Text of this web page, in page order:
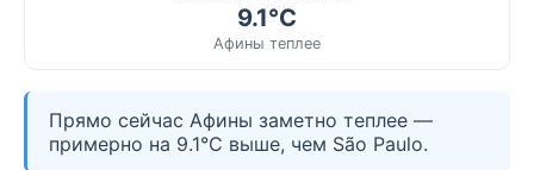
9.1°C
Афины теплее
Прямо сейчас Афины заметно теплее —
примерно на 9.1°C выше, чем São Paulo.